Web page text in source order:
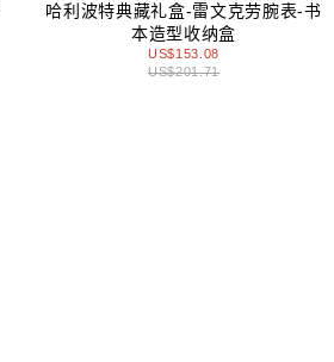
哈利波特典藏礼盒-雷文克劳腕表-书
本造型收纳盒
US$153.08
US$201.71